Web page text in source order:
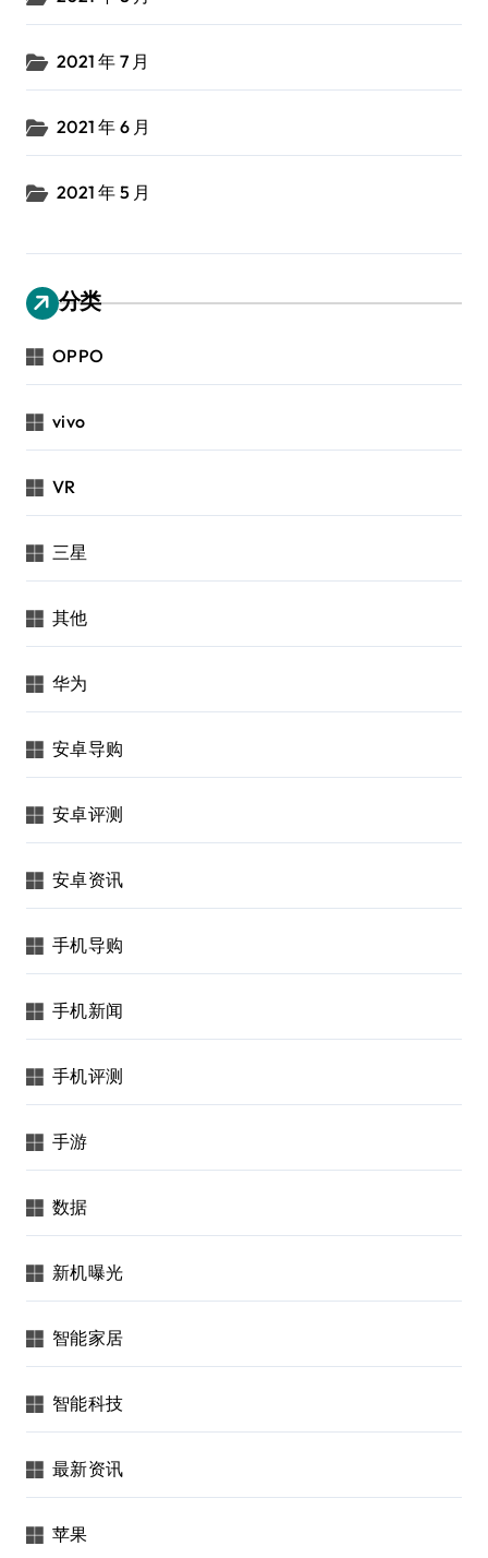
2021 年 7 月
2021 年 6 月
2021 年 5 月
分类
OPPO
vivo
VR
三星
其他
华为
安卓导购
安卓评测
安卓资讯
手机导购
手机新闻
手机评测
手游
数据
新机曝光
智能家居
智能科技
最新资讯
苹果